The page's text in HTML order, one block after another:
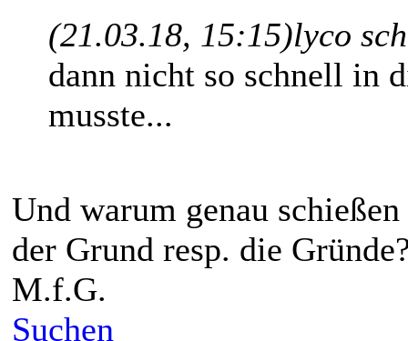
(21.03.18, 15:15)lyco
dann nicht so schnell in
musste...
Und warum genau
der Grund resp. die
M.f.G.
Suchen